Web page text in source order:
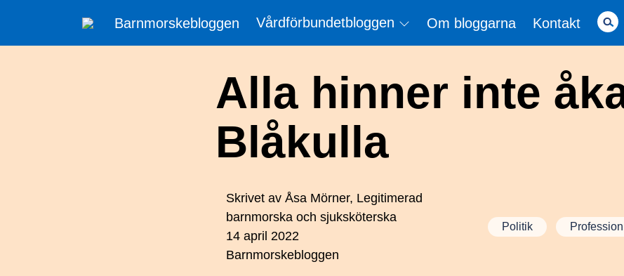
Barnmorskebloggen Vårdförbundetbloggen Om bloggarna Kontakt
Alla hinner inte
Blåkulla
Skrivet av Åsa Mörner, Legitimerad
barnmorska och sjuksköterska
14 april 2022
Barnmorskebloggen
Politik Profession